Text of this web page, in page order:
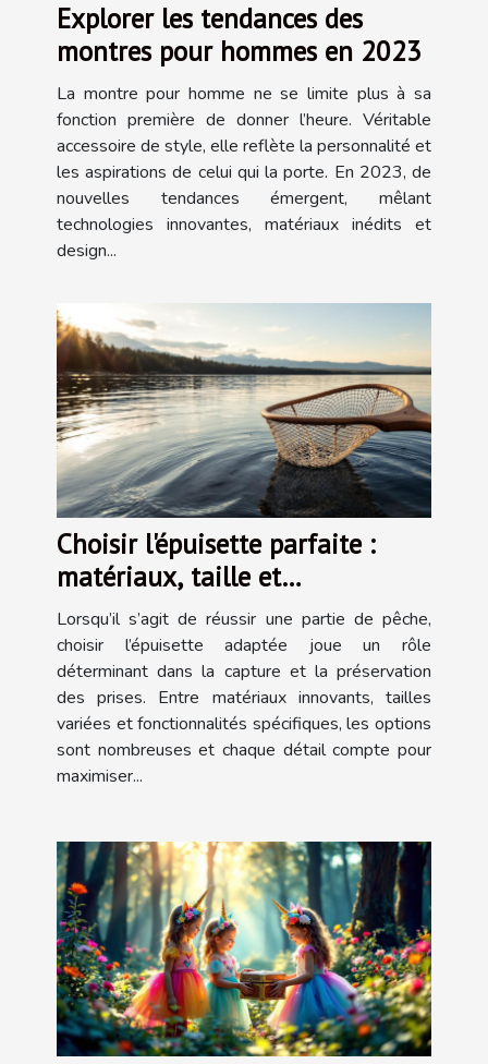
Explorer les tendances des
montres pour hommes en 2023
La montre pour homme ne se limite plus à sa
fonction première de donner l’heure. Véritable
accessoire de style, elle reflète la personnalité et
les aspirations de celui qui la porte. En 2023, de
nouvelles tendances émergent, mêlant
technologies innovantes, matériaux inédits et
design...
Choisir l'épuisette parfaite :
matériaux, taille et
fonctionnalité
Lorsqu’il s’agit de réussir une partie de pêche,
choisir l’épuisette adaptée joue un rôle
déterminant dans la capture et la préservation
des prises. Entre matériaux innovants, tailles
variées et fonctionnalités spécifiques, les options
sont nombreuses et chaque détail compte pour
maximiser...